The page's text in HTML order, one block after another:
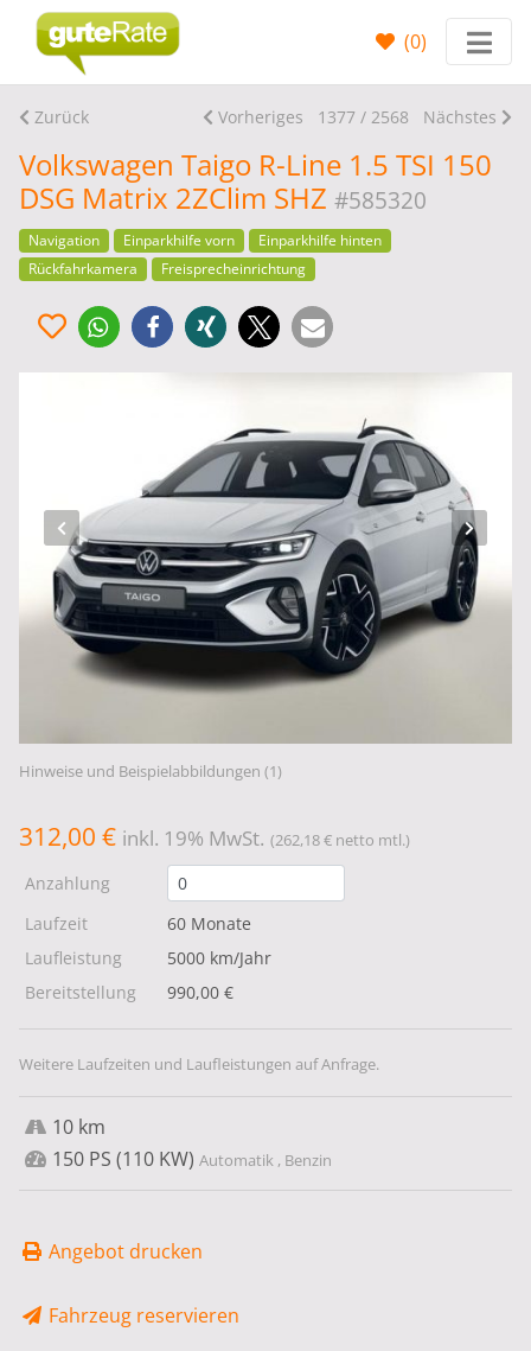
(0)
Zurück Vorheriges 1377 / 2568 Nächstes
Volkswagen Taigo R-Line 1.5 TSI 150
DSG Matrix 2ZClim SHZ #585320
Navigation Einparkhilfe vorn
Einparkhilfe hinten
Rückfahrkamera
Freisprecheinrichtung
Hinweise und Beispielabbildungen (1)
312,00 € inkl. 19% MwSt. (262,18 € netto mtl.)
Anzahlung
Laufzeit
60 Monate
Laufleistung
5000 km/Jahr
Bereitstellung
990,00 €
Weitere Laufzeiten und Laufleistungen auf Anfrage.
10 km
150 PS (110 KW) Automatik , Benzin
Angebot drucken
Fahrzeug reservieren